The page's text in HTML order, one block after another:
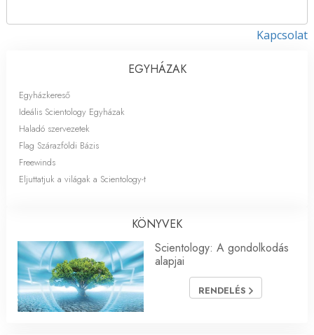
Kapcsolat
EGYHÁZAK
Egyházkereső
Ideális Scientology Egyházak
Haladó szervezetek
Flag Szárazföldi Bázis
Freewinds
Eljuttatjuk a világak a Scientology-t
KÖNYVEK
Scientology: A gondolkodás
alapjai
RENDELÉS